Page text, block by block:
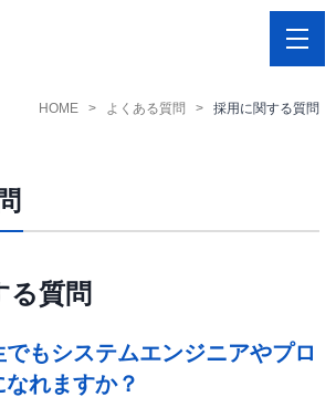
HOME よくある質問 採用に関する質問
る質問
もシステムエンジニアやプロ
れますか？